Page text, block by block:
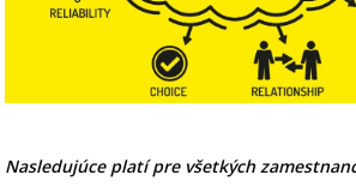
Nasledujúce platí pre všetkých